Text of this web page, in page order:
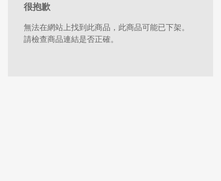
很抱歉
無法在網站上找到此商品，此商品可能已下架。
請檢查商品連結是否正確。